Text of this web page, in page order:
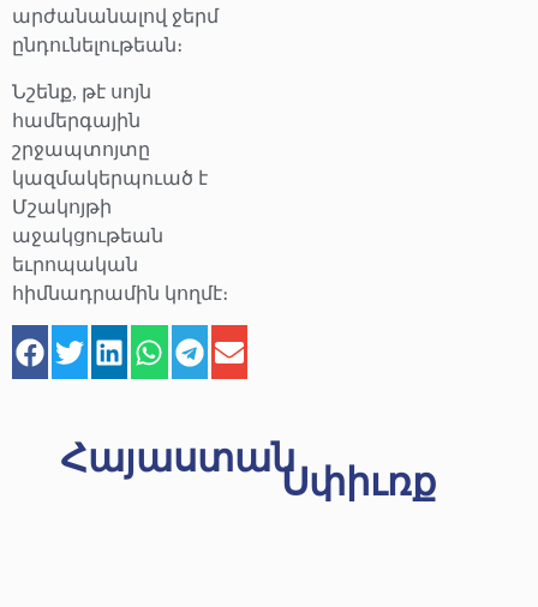
արժանանալով ջերմ
ընդունելութեան։
Նշենք, թէ սոյն
համերգային
շրջապտոյտը
կազմակերպուած է
Մշակոյթի
աջակցութեան
եւրոպական
հիմնադրամին կողմէ։
Հայաստան
Սփիւռք